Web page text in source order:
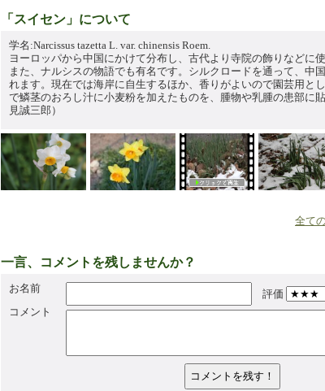
「スイセン」について
学名:Narcissus tazetta L. var. chinensis Roem.
ヨーロッパから中国にかけて分布し、古代より寺院の飾りなどに
また、ナルシスの物語でも有名です。シルクロードを通って、中
れます。現在では海岸に自生するほか、香りがよいので園芸用と
で鱗茎のおろし汁に小麦粉を加えたものを、腫物や乳腫の患部に
見誠三郎）
全て
一言、コメントを残しませんか？
お名前
評価
コメント